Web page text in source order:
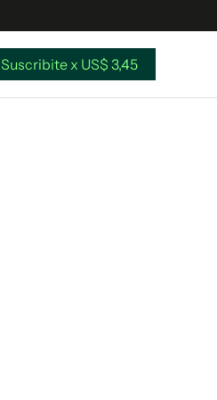
Suscribite x US$ 3,45